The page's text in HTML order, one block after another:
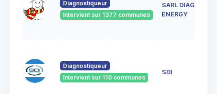
Diagnostiqueur
Intervient sur 1377 communes
SARL DIAG
ENERGY
Diagnostiqueur
Intervient sur 110 communes
SDI